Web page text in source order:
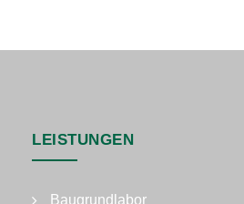
LEISTUNGEN
Baugrundlabor